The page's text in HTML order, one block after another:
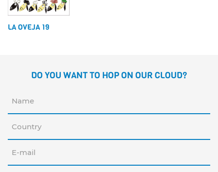
LA OVEJA 19
DO YOU WANT TO HOP ON OUR CLOUD?